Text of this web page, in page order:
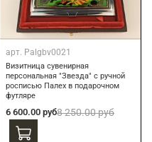
арт. Palgbv0021
Визитница сувенирная
персональная "Звезда" с ручной
росписью Палех в подарочном
футляре
6 600.00 руб8 250.00 руб